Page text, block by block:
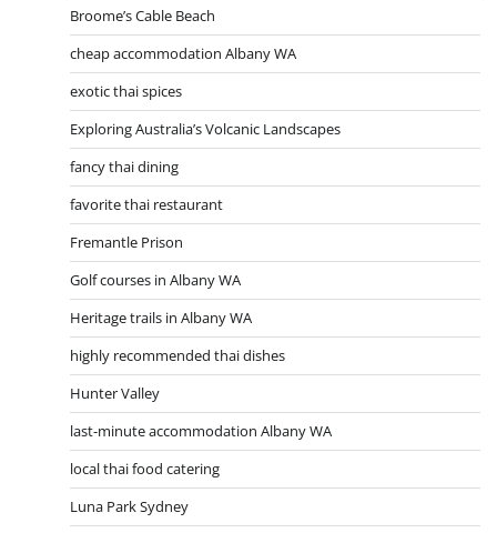
Broome’s Cable Beach
cheap accommodation Albany WA
exotic thai spices
Exploring Australia’s Volcanic Landscapes
fancy thai dining
favorite thai restaurant
Fremantle Prison
Golf courses in Albany WA
Heritage trails in Albany WA
highly recommended thai dishes
Hunter Valley
last-minute accommodation Albany WA
local thai food catering
Luna Park Sydney